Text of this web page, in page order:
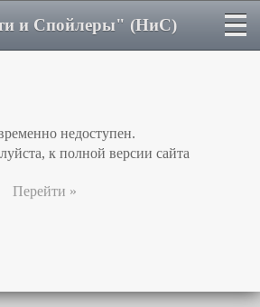
и Спойлеры" (НиС)
недоступен.
к полной версии сайта
Перейти »